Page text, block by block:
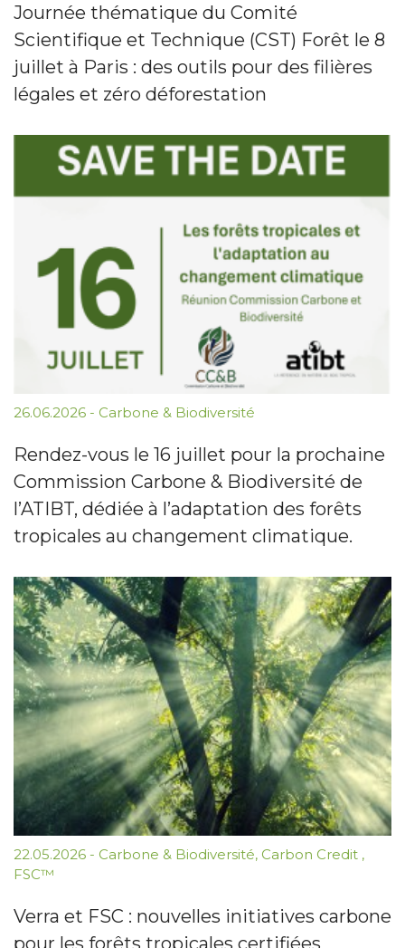
Journée thématique du Comité
Scientifique et Technique (CST) Forêt le 8
juillet à Paris : des outils pour des filières
légales et zéro déforestation
26.06.2026 - Carbone & Biodiversité
Rendez-vous le 16 juillet pour la prochaine
Commission Carbone & Biodiversité de
l’ATIBT, dédiée à l’adaptation des forêts
tropicales au changement climatique.
22.05.2026 - Carbone & Biodiversité, Carbon Credit ,
FSC™
Verra et FSC : nouvelles initiatives carbone